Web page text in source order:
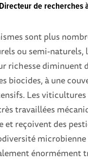
de recherches
sont plus
ou semi-
richesse diminuent
biocides, à une
Les
travaillées
reçoivent des
énormément